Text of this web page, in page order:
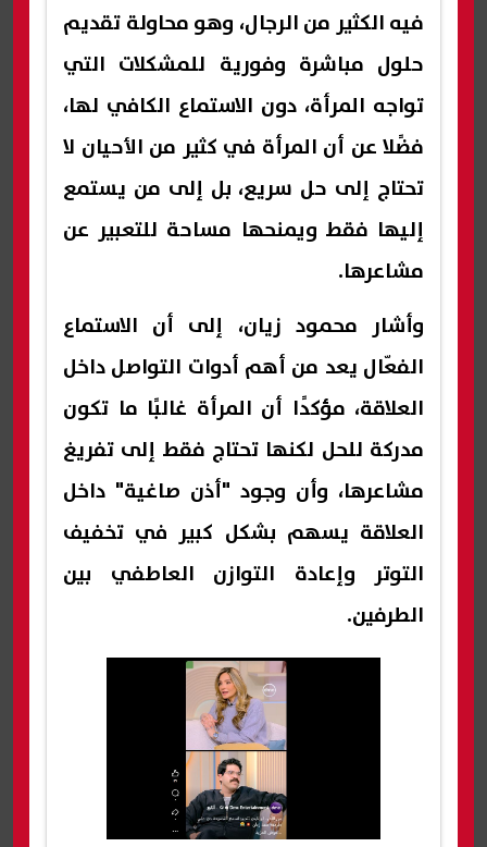
فيه الكثير من الرجال، وهو محاولة تقديم
حلول مباشرة وفورية للمشكلات التي
تواجه المرأة، دون الاستماع الكافي لها،
فضًلا عن أن المرأة في كثير من الأحيان لا
تحتاج إلى حل سريع، بل إلى من يستمع
إليها فقط ويمنحها مساحة للتعبير عن
مشاعرها.
وأشار محمود زيان، إلى أن الاستماع
الفعّال يعد من أهم أدوات التواصل داخل
العلاقة، مؤكدًا أن المرأة غالبًا ما تكون
مدركة للحل لكنها تحتاج فقط إلى تفريغ
مشاعرها، وأن وجود "أذن صاغية" داخل
العلاقة يسهم بشكل كبير في تخفيف
التوتر وإعادة التوازن العاطفي بين
الطرفين.